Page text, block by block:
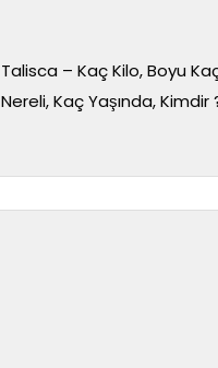
Talisca – Kaç Kilo, Boyu
Nereli, Kaç Yaşında, Kimdir